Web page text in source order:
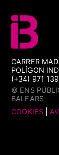
CARRER
POLÍGON
(+34) 971
© ENS
BALEARS
COOKIES |